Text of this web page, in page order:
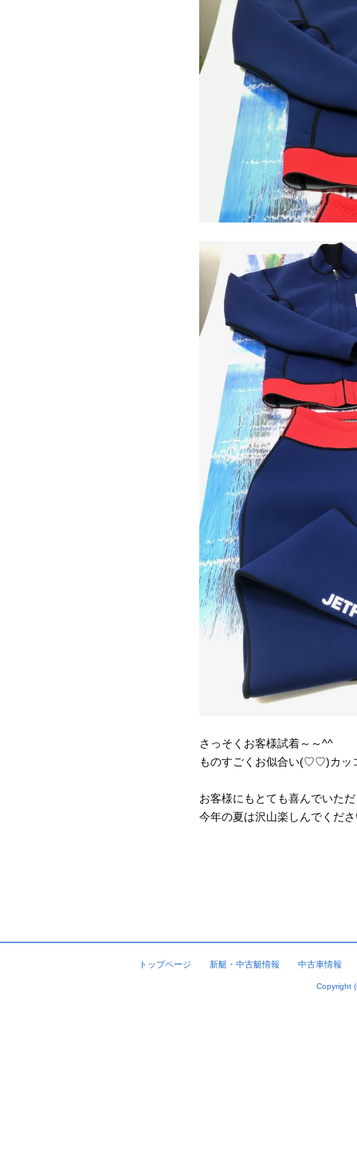
さっそくお客様試着～～^^
ものすごくお似合い(♡♡)カッ
お客様にもとても喜んでいた
今年の夏は沢山楽しんでくだ
トップページ 新艇・中古艇情報 中古車情報
Copyright